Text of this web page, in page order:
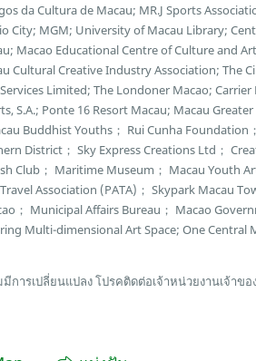
da Cultura de Macau; MR.J Sports
City; MGM; University of Macau Library;
Macao Educational Centre of Culture and
Cultural Creative Industry Association; The
Limited; The Londoner Macao;
S.A.; Ponte 16 Resort Macau; Macau
Buddhist Youths； Rui Cunha
District； Sky Express Creations Ltd；
Club； Maritime Museum； Macau Youth
Travel Association (PATA)； Skypark Macau
； Municipal Affairs Bureau； Macao
Multi-dimensional Art Space; One Central
การเปลี่ยนแปลง โปรคติดต่อเจ้าหน่วยงานเจ้าขอ